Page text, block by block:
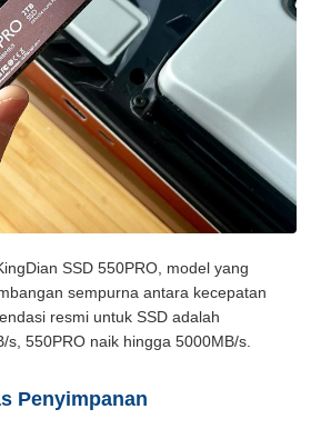
SSD 550PRO, model yang
sempurna antara kecepatan
resmi untuk SSD adalah
s, 550PRO naik hingga 5000MB/s.
Penyimpanan